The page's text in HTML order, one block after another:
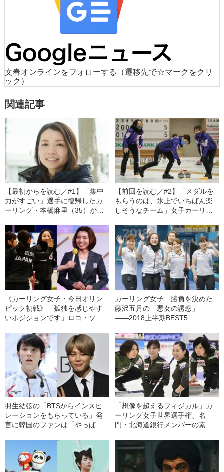
文春オンラインをフォローする
（遷移先で☆マークをクリ
ック）
関連記事
【最初からを読む／#1】「集中
力がすごい」選手に復帰したカ
ーリング・本橋麻里（35）が語
【前回を読む／#2】「メダルを
もらうのは、氷上でいちばん楽
しそうなチーム」女子カーリン
《カーリング女子・今日オリン
ピック初戦》「孤独を感じやす
いポジションです」ロコ・ソラ
「バディー」と呼ぶ理由
カーリング女子 勝負を決めた
藤沢五月の「悪女の誘惑」
――2018上半期BEST5
羽生結弦の「BTSからインスピ
レーションをもらっている」発
言に韓国のファンは「やっぱ
「想像を超えるフィジカル」カ
ーリング女子世界選手権、名
門・北海道銀行メンバーの素顔